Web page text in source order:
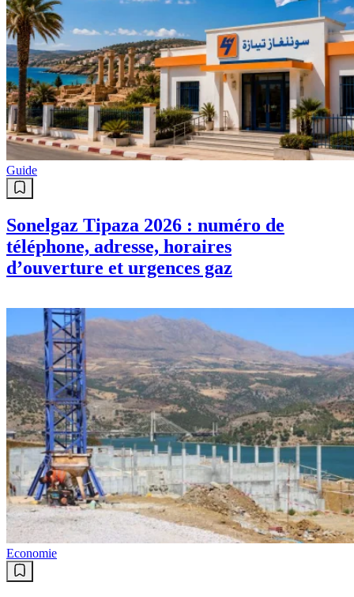
Guide
Sonelgaz Tipaza 2026 : numéro de
téléphone, adresse, horaires
d’ouverture et urgences gaz
Economie